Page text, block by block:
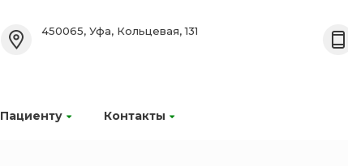
Пациенту Контакты
450065, Уфа, Кольцевая, 131